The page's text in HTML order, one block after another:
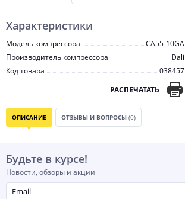
Характеристики
Модель компрессора
CA55-10GA
Производитель компрессора
Dali
Код товара
038457
РАСПЕЧАТАТЬ
ОПИСАНИЕ ОТЗЫВЫ И ВОПРОСЫ (0)
Будьте в курсе!
Новости, обзоры и акции